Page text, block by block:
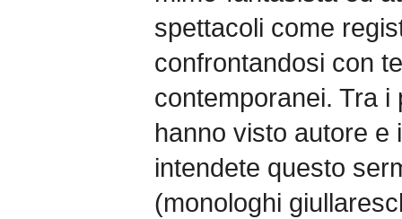
spettacoli come
confrontandosi con
contemporanei. Tra i
hanno visto autore e
intendete questo
(monologhi